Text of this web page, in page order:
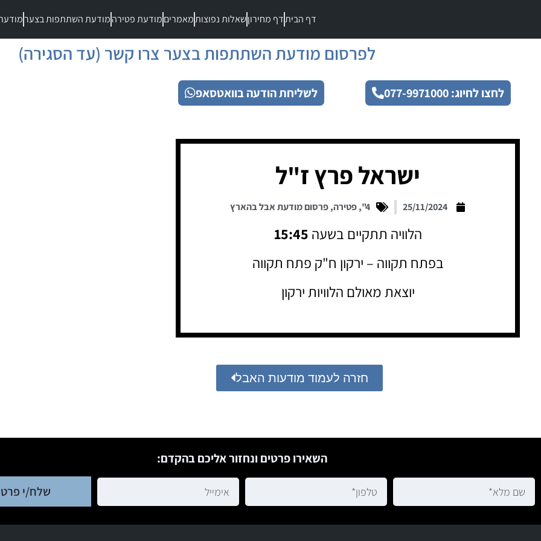
דף הביתדף מחירוןשאלות נפוצותמאמריםמודעת פטירהמודעת השתתפות בצער
לפרסום מודעת השתתפות בצער צרו קשר (עד הסגירה)
לחצו לחיוג: 077-9971000 לשליחת הודעה בוואטסאפ
ישראל פרץ ז"ל
25/11/2024
4"
,פטירה,פרסום מודעת אבל בהארץ
הלוויה תתקיים בשעה 15:45
בפתח תקווה – ירקון ח"ק פתח תקווה
יוצאת מאולם הלוויות ירקון
חזרה לעמוד מודעות האבל
השאירו פרטים ונחזור אליכם בהקדם:
שלח/י